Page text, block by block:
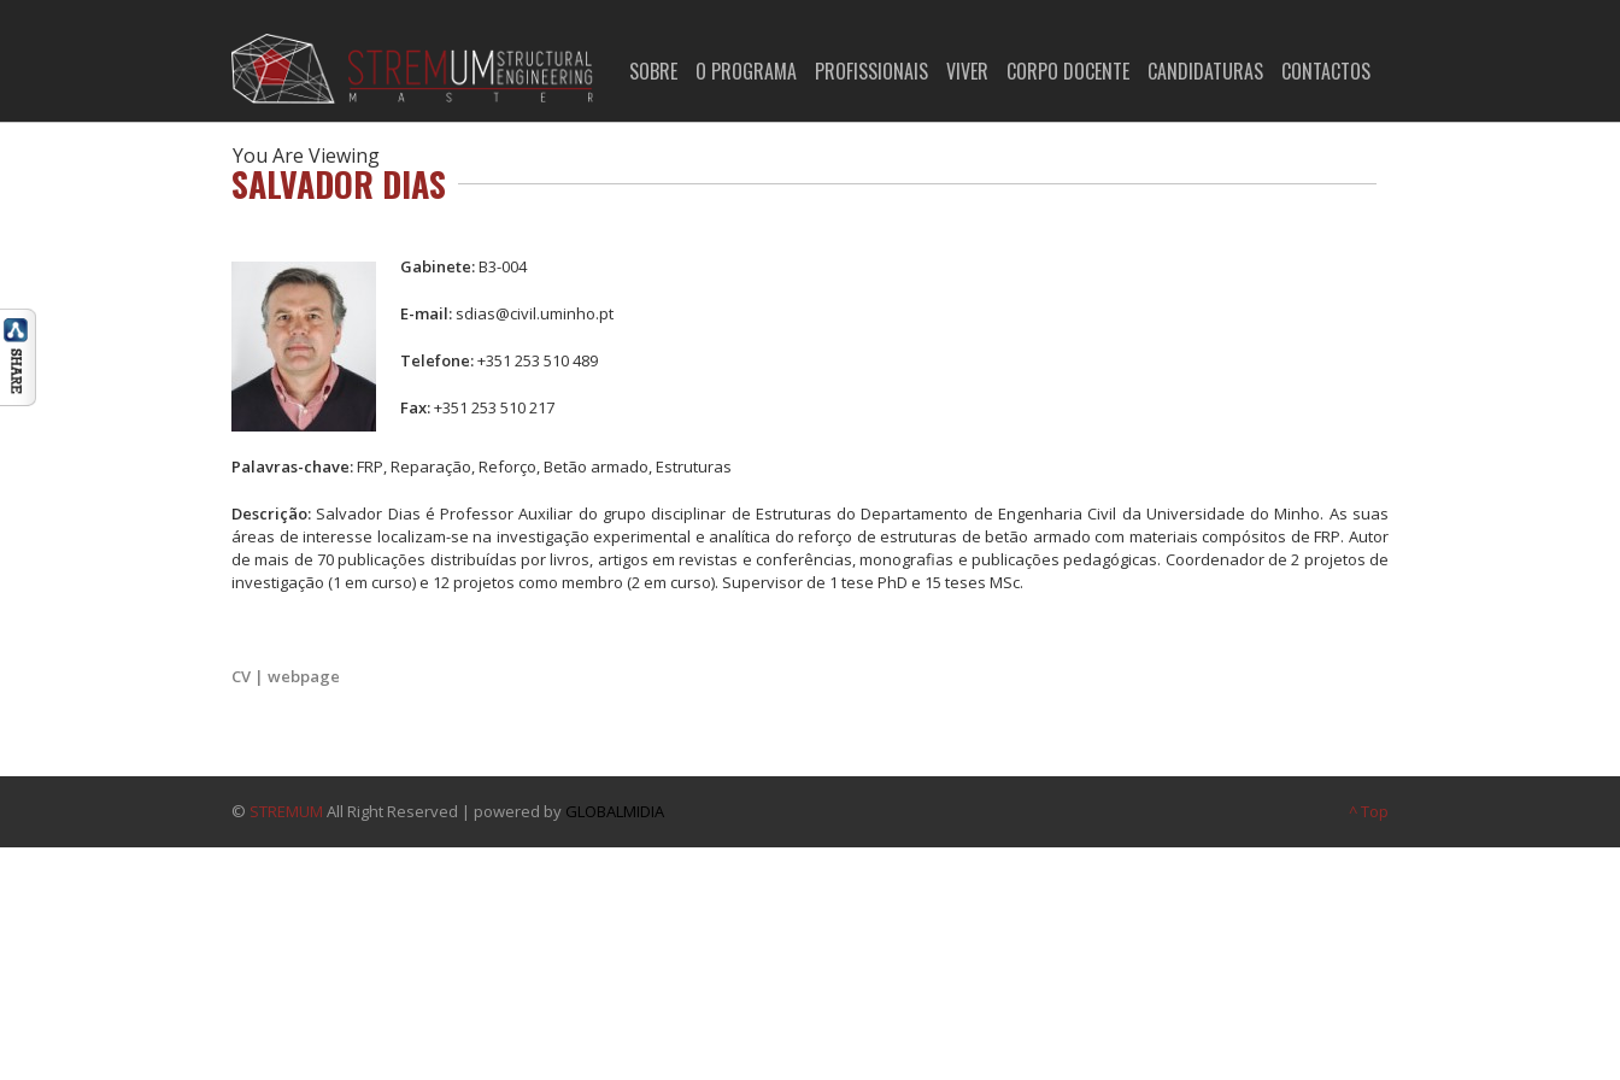
SOBRE O PROGRAMA PROFISSIONAIS VIVER CORPO DOCENTE CANDIDATURAS CONTACTOS
You Are Viewing
SALVADOR DIAS
Gabinete:B3-004
E-mail: sdias@civil.uminho.pt
Telefone:+351 253 510 489
Fax:+351 253 510 217
Palavras-chave:FRP, Reparação, Reforço, Betão armado, Estruturas
Descrição: Salvador Dias é Professor Auxiliar do grupo disciplinar de Estruturas do Departamento de Engenharia Civil da Universidade do Minho. As suas
áreas de interesse localizam-se na investigação experimental e analítica do reforço de estruturas de betão armado com materiais compósitos de FRP. Autor
de mais de 70 publicações distribuídas por livros, artigos em revistas e conferências, monografias e publicações pedagógicas. Coordenador de 2 projetos de
investigação (1 em curso) e 12 projetos como membro (2 em curso). Supervisor de 1 tese PhD e 15 teses MSc.
CV | webpage
© STREMUM All Right Reserved | powered by GLOBALMIDIA ^ Top